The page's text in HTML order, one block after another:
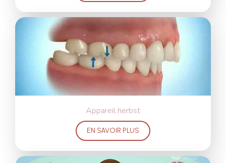
Appareil herbst
EN SAVOIR PLUS